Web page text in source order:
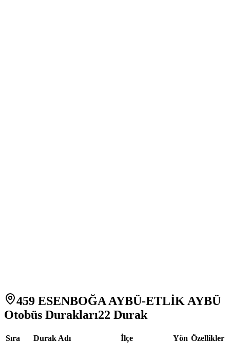
459 ESENBOĞA AYBÜ-ETLİK AYBÜ
Otobüs Durakları22 Durak
Sıra Durak Adı İlçe Yön Özellikler